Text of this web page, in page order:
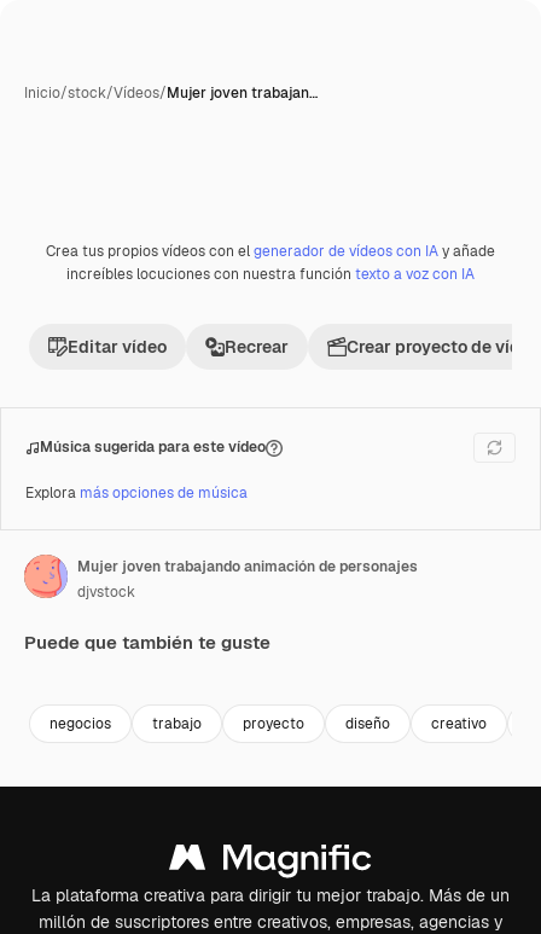
Inicio/stock/Vídeos/Mujer joven trabajan…
Premium
Crea tus propios vídeos con elgenerador de vídeos con IAy añade
increíbles locuciones con nuestra función texto a voz con IA
Editar vídeo Recrear Crear proyecto de vídeo
Música sugerida para este vídeo
Explora más opciones de música
Mujer joven trabajando animación de personajes
djvstock
Puede que también te guste
negocios trabajo proyecto diseño creativo
La plataforma creativa para dirigir tu mejor trabajo. Más de un
millón de suscriptores entre creativos, empresas, agencias y